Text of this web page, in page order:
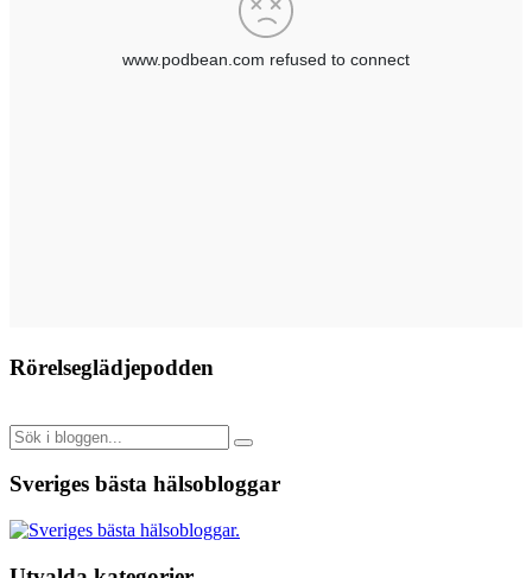
Rörelseglädjepodden
Sveriges bästa hälsobloggar